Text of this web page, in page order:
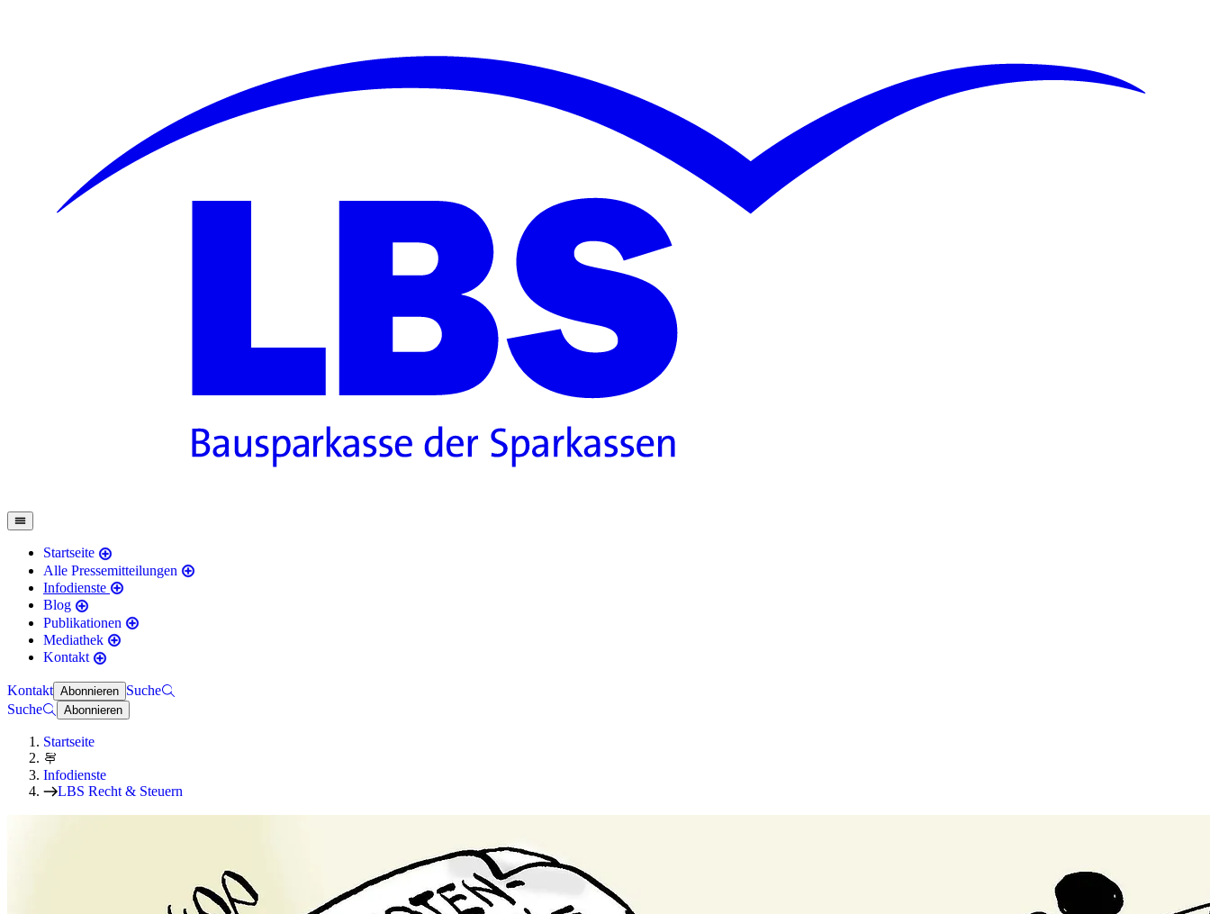
Startseite
Alle Pressemitteilungen
Infodienste
Blog
Publikationen
Mediathek
Kontakt
Kontakt Abonnieren Suche
Suche
Abonnieren
Startseite
Infodienste
LBS Recht & Steuern